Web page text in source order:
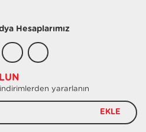
Hesaplarımız
yararlanın
EKLE